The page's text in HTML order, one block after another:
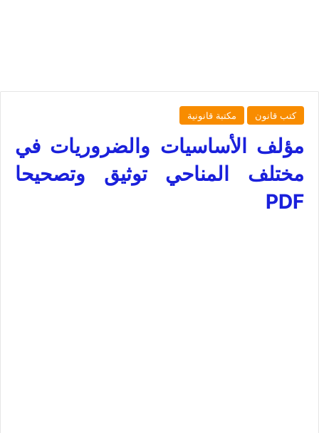
كتب قانون مكتبة قانونية
مؤلف الأساسيات والضروريات في
مختلف المناحي توثيق وتصحيحا
PDF